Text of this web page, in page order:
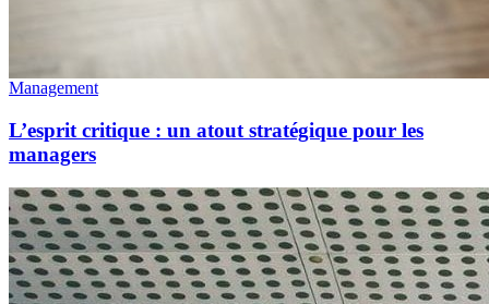
Management
L’esprit critique : un atout stratégique pour les
managers